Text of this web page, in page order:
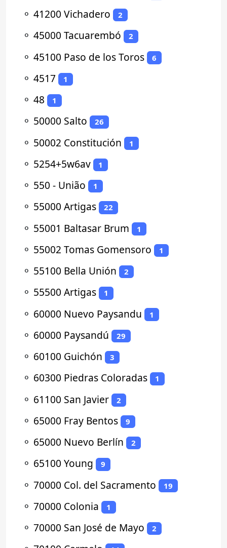
⚬ 41200 Vichadero 2
⚬ 45000 Tacuarembó 2
⚬ 45100 Paso de los Toros 6
⚬ 4517 1
⚬ 48 1
⚬ 50000 Salto 26
⚬ 50002 Constitución 1
⚬ 5254+5w6av 1
⚬ 550 - União 1
⚬ 55000 Artigas 22
⚬ 55001 Baltasar Brum 1
⚬ 55002 Tomas Gomensoro 1
⚬ 55100 Bella Unión 2
⚬ 55500 Artigas 1
⚬ 60000 Nuevo Paysandu 1
⚬ 60000 Paysandú 29
⚬ 60100 Guichón 3
⚬ 60300 Piedras Coloradas 1
⚬ 61100 San Javier 2
⚬ 65000 Fray Bentos 9
⚬ 65000 Nuevo Berlín 2
⚬ 65100 Young 9
⚬ 70000 Col. del Sacramento 19
⚬ 70000 Colonia 1
⚬ 70000 San José de Mayo 2